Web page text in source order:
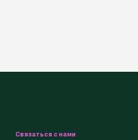
Связаться с нами